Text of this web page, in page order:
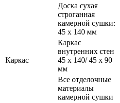
Каркас
Доска сухая
строганная
камерной сушки:
45 х 140 мм
Каркас
внутренних стен
45 х 140/ 45 х 90
мм
Все отделочные
материалы
камерной сушки